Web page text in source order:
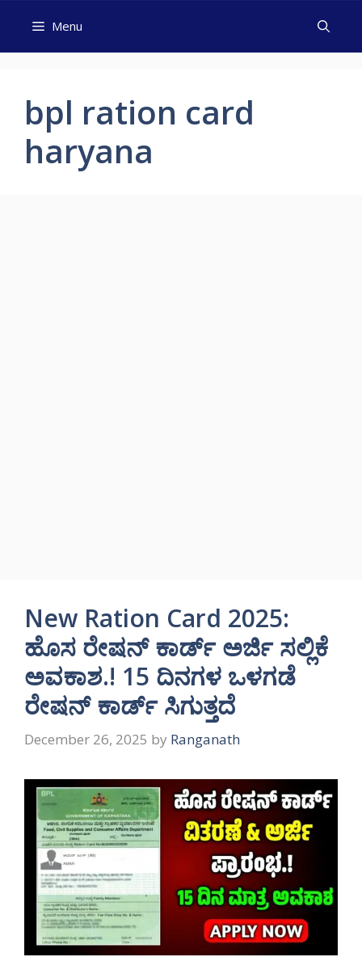
Menu
bpl ration card
haryana
New Ration Card 2025:
ಹೊಸ ರೇಷನ್ ಕಾರ್ಡ್ ಅರ್ಜಿ ಸಲ್ಲಿಕೆ
ಅವಕಾಶ.! 15 ದಿನಗಳ ಒಳಗಡೆ
ರೇಷನ್ ಕಾರ್ಡ್ ಸಿಗುತ್ತದೆ
December 26, 2025 by Ranganath